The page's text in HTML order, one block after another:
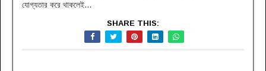
যোগ্যতার করে থাকলেই...
SHARE THIS: